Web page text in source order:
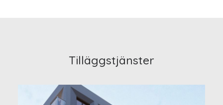
Tilläggstjänster